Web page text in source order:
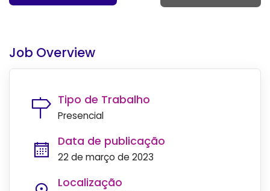
Job Overview
Tipo de Trabalho
Presencial
Data de publicação
22 de março de 2023
Localização